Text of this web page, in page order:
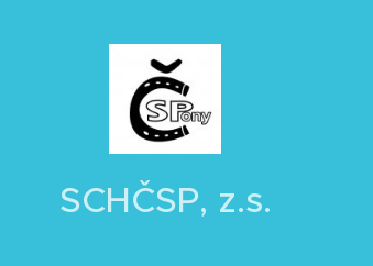
SCHČSP, z.s.